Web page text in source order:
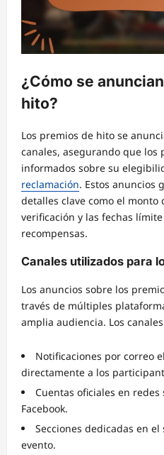
¿Cómo se
hito?
Los premios de hito se
canales, asegurando que los
informados sobre su
reclamación. Estos anuncios
detalles clave como el monto
verificación y las fechas
recompensas.
Canales utilizados para
Los anuncios sobre los
través de múltiples
amplia audiencia. Los
Notificaciones por correo
directamente a los
Cuentas oficiales en
Facebook.
Secciones dedicadas en
evento.